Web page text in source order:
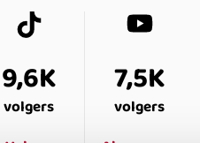
9,6K
volgers
7,5K
volgers